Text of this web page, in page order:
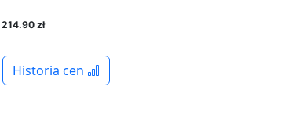
214.90 zł
Historia cen